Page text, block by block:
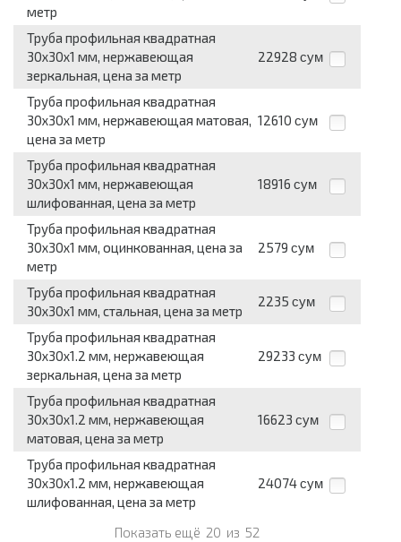
метр
Труба профильная квадратная
30x30x1 мм, нержавеющая
зеркальная, цена за метр
22928 сум
Труба профильная квадратная
30x30x1 мм, нержавеющая матовая,
цена за метр
12610 сум
Труба профильная квадратная
30x30x1 мм, нержавеющая
шлифованная, цена за метр
18916 сум
Труба профильная квадратная
30x30x1 мм, оцинкованная, цена за
метр
2579 сум
Труба профильная квадратная
30x30x1 мм, стальная, цена за метр
2235 сум
Труба профильная квадратная
30x30x1.2 мм, нержавеющая
зеркальная, цена за метр
29233 сум
Труба профильная квадратная
30x30x1.2 мм, нержавеющая
матовая, цена за метр
16623 сум
Труба профильная квадратная
30x30x1.2 мм, нержавеющая
шлифованная, цена за метр
24074 сум
Показать ещё 20 из 52